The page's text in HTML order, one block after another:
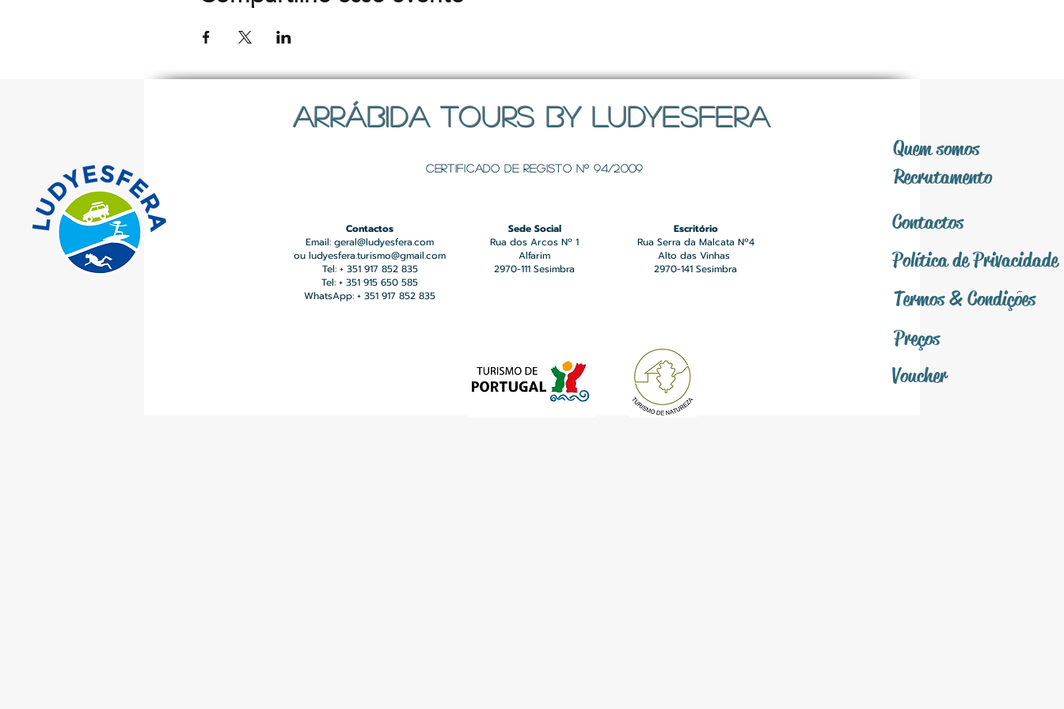
ARRÁBIDA TOURS BY LUDYESFERA
Certificado de registo Nº 94/2009
Quem somos
Recrutamento
Contactos
Contactos
Email: geral@ludyesfera.com
ou ludyesfera.turismo@gmail.com
Tel: + 351 917 852 835
Tel: + 351 915 650 585
WhatsApp: + 351 917 852 835
Sede Social
Rua dos Arcos Nº 1
Alfarim
2970-111 Sesimbra
Escritório
Rua Serra da Malcata Nº4
Alto das Vinhas
2970-141 Sesimbra
Políticade Privacidade
Termos &Condições
Preços
Voucher